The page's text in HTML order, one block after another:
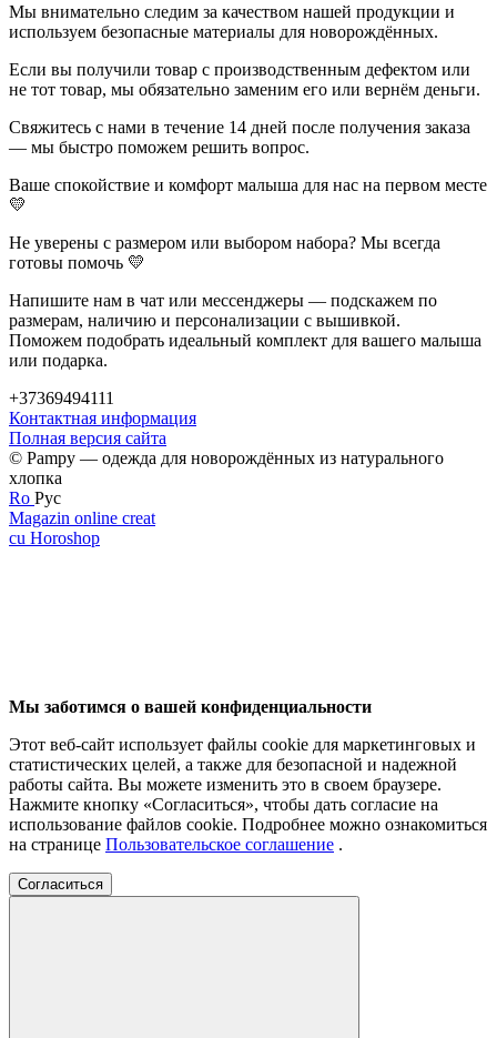
Мы внимательно следим за качеством нашей продукции и
используем безопасные материалы для новорождённых.
Если вы получили товар с производственным дефектом или
не тот товар, мы обязательно заменим его или вернём деньги.
Свяжитесь с нами в течение 14 дней после получения заказа
— мы быстро поможем решить вопрос.
Ваше спокойствие и комфорт малыша для нас на первом месте
💛
Не уверены с размером или выбором набора? Мы всегда
готовы помочь 💛
Напишите нам в чат или мессенджеры — подскажем по
размерам, наличию и персонализации с вышивкой.
Поможем подобрать идеальный комплект для вашего малыша
или подарка.
+37369494111
Контактная информация
Полная версия сайта
© Pampy — одежда для новорождённых из натурального
хлопка
Ro Рус
Magazin online creat
cu Horoshop
Мы заботимся о вашей конфиденциальности
Этот веб-сайт использует файлы cookie для маркетинговых и
статистических целей, а также для безопасной и надежной
работы сайта. Вы можете изменить это в своем браузере.
Нажмите кнопку «Согласиться», чтобы дать согласие на
использование файлов cookie. Подробнее можно ознакомиться
на странице Пользовательское соглашение .
Согласиться